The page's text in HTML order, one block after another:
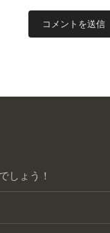
しょう！